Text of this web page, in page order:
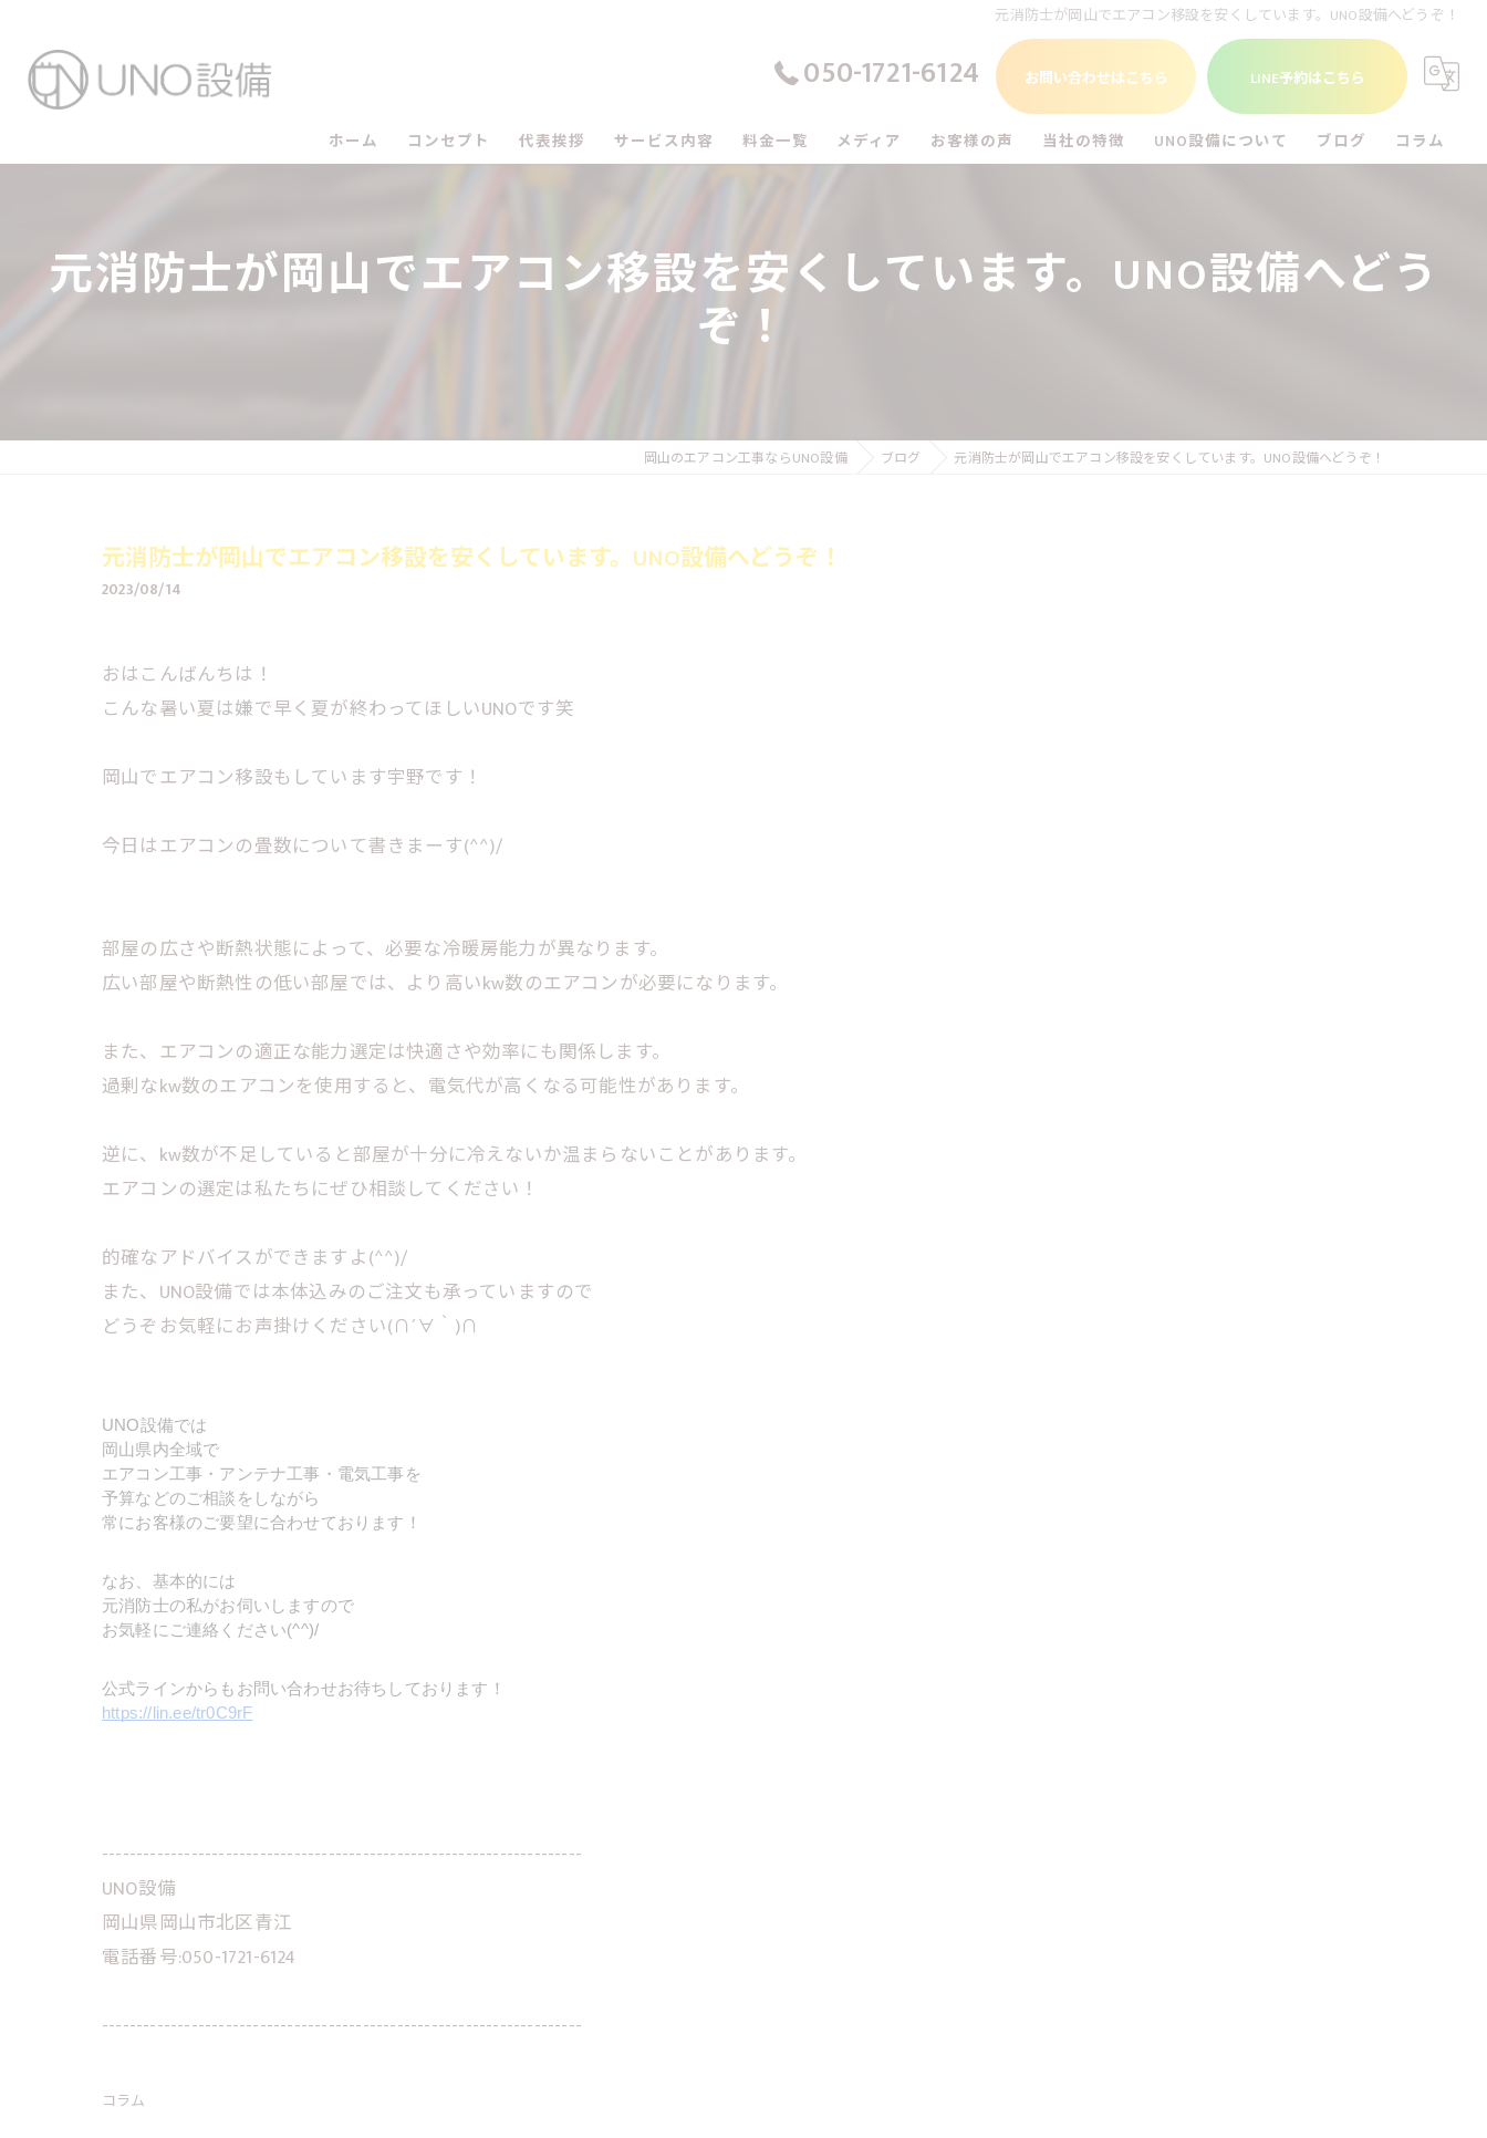
元消防士が岡山でエアコン移設を安くしています。UNO設備へどうぞ！
050-1721-6124 お問い合わせはこちら LINE予約はこちら
ホーム コンセプト
UNO設備の評判
代表挨拶 サービス内容 料金一覧 メディア お客様の声 当社の特徴
尾道市のエアコン工事
UNO設備について ブログ コラム
元消防士が岡山でエアコン移設を安くしています。UNO設備へどう
ぞ！
岡山のエアコン工事ならUNO設備 ブログ 元消防士が岡山でエアコン移設を安くしています。UNO設備へどうぞ！
元消防士が岡山でエアコン移設を安くしています。UNO設備へどうぞ！
2023/08/14
おはこんばんちは！
こんな暑い夏は嫌で早く夏が終わってほしいUNOです笑
岡山でエアコン移設もしています宇野です！
今日はエアコンの畳数について書きまーす(^^)/
部屋の広さや断熱状態によって、必要な冷暖房能力が異なります。
広い部屋や断熱性の低い部屋では、より高いkw数のエアコンが必要になります。
また、エアコンの適正な能力選定は快適さや効率にも関係します。
過剰なkw数のエアコンを使用すると、電気代が高くなる可能性があります。
逆に、kw数が不足していると部屋が十分に冷えないか温まらないことがあります。
エアコンの選定は私たちにぜひ相談してください！
的確なアドバイスができますよ(^^)/
また、UNO設備では本体込みのご注文も承っていますので
どうぞお気軽にお声掛けください(∩´∀｀)∩
UNO設備では
岡山県内全域で
エアコン工事・アンテナ工事・電気工事を
予算などのご相談をしながら
常にお客様のご要望に合わせております！
なお、基本的には
元消防士の私がお伺いしますので
お気軽にご連絡ください(^^)/
公式ラインからもお問い合わせお待ちしております！
https://lin.ee/tr0C9rF
----------------------------------------------------------------------
UNO設備
岡山県岡山市北区青江
電話番号:050-1721-6124
----------------------------------------------------------------------
コラム